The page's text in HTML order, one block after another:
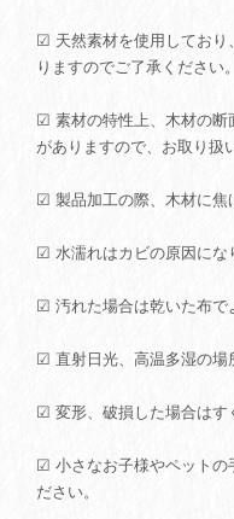
☑ 天然素材を使用しており
りますのでご了承ください。
☑ 素材の特性上、木材の断
がありますので、お取り扱
☑ 製品加工の際、木材に焦
☑ 水濡れはカビの原因にな
☑ 汚れた場合は乾いた布で
☑ 直射日光、高温多湿の場
☑ 変形、破損した場合はす
☑ 小さなお子様やペットの
ださい。